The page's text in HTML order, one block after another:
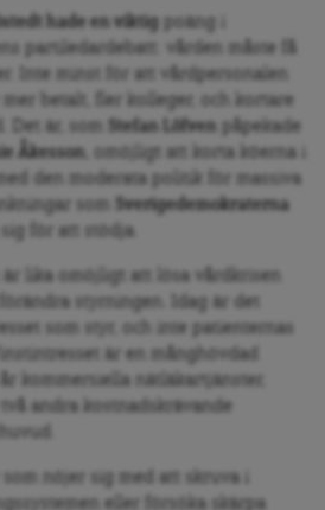
hade en viktig
poäng i
partiledardebatt: vården måste få
Inte minst för att vårdpersonalen
mer betalt, fler kolleger, och kortare
Det är, som
Stefan Löfven
påpekade
Åkesson , omöjligt att korta köerna i
den moderata politik för massiva
som
Sverigedemokraterna
sig för att stödja.
är lika omöjligt att lösa vårdkrisen
förändra styrningen. Idag är det
som styr, och inte patienternas
är en månghövdad
år kommersiella nätläkartjänster,
två andra kostnadskrävande
som nöjer sig med att skruva i
eller försöka skärpa